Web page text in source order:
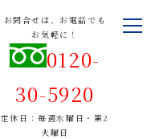
お問合せは、お電話でも
お気軽に！
0120-
30-5920
定休日：毎週水曜日・第2
火曜日